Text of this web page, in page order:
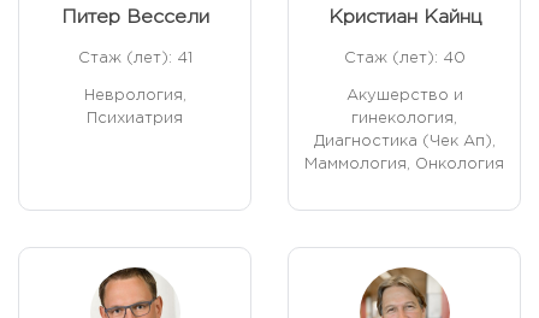
Питер Вессели
Стаж (лет): 41
Неврология,
Психиатрия
Кристиан Кайнц
Стаж (лет): 40
Акушерство и
гинекология,
Диагностика (Чек Ап),
Маммология, Онкология